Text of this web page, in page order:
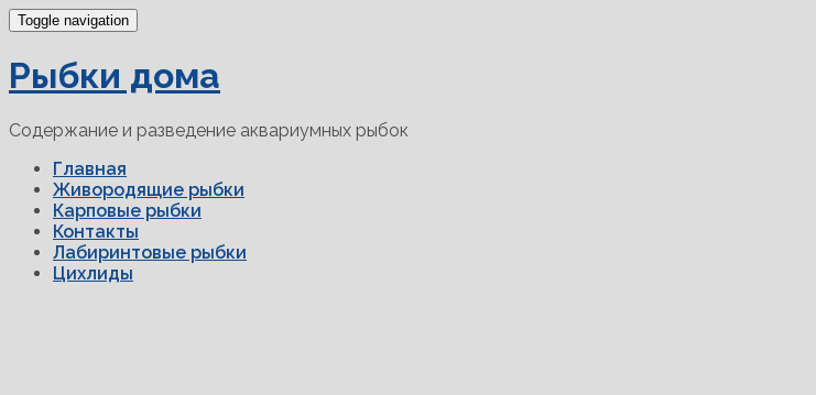
Toggle navigation
Рыбки дома
Содержание и разведение аквариумных рыбок
Главная
Живородящие рыбки
Карповые рыбки
Контакты
Лабиринтовые рыбки
Цихлиды